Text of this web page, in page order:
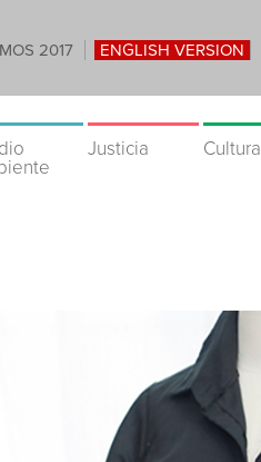
2017 ENGLISH VERSION
Justicia Cultura